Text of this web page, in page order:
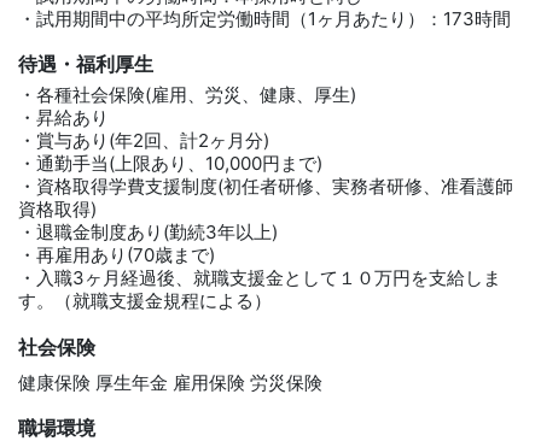
・試用期間中の平均所定労働時間（1ヶ月あたり）：173時間
待遇・福利厚生
・各種社会保険(雇用、労災、健康、厚生)
・昇給あり
・賞与あり(年2回、計2ヶ月分)
・通勤手当(上限あり、10,000円まで)
・資格取得学費支援制度(初任者研修、実務者研修、准看護師
資格取得)
・退職金制度あり(勤続3年以上)
・再雇用あり(70歳まで)
・入職3ヶ月経過後、就職支援金として１０万円を支給しま
す。（就職支援金規程による）
社会保険
健康保険 厚生年金 雇用保険 労災保険
職場環境